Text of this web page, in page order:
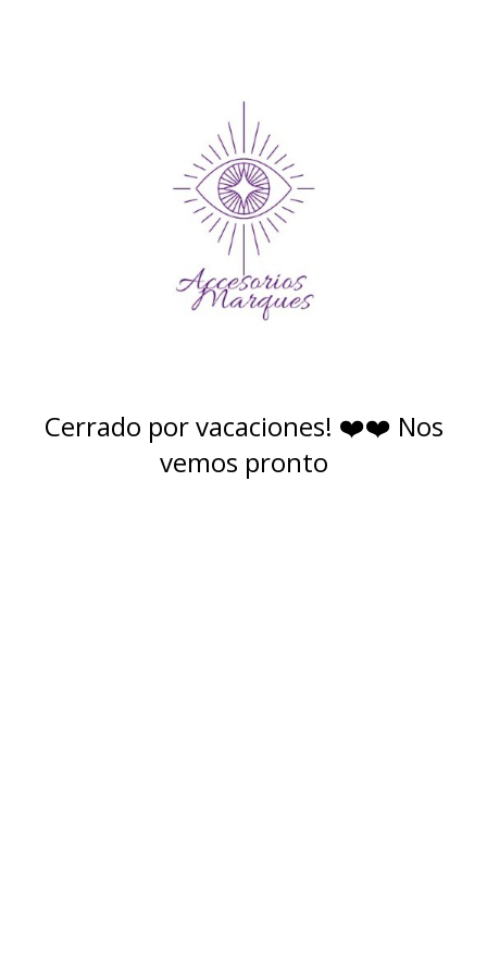
Cerrado por vacaciones! ❤️❤️ Nos
vemos pronto